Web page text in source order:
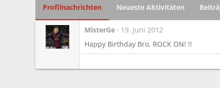
Profilnachrichten Neueste Aktivitäten
MisterGe
19. Juni 2012
Happy Birthday Bro. ROCK ON! !!